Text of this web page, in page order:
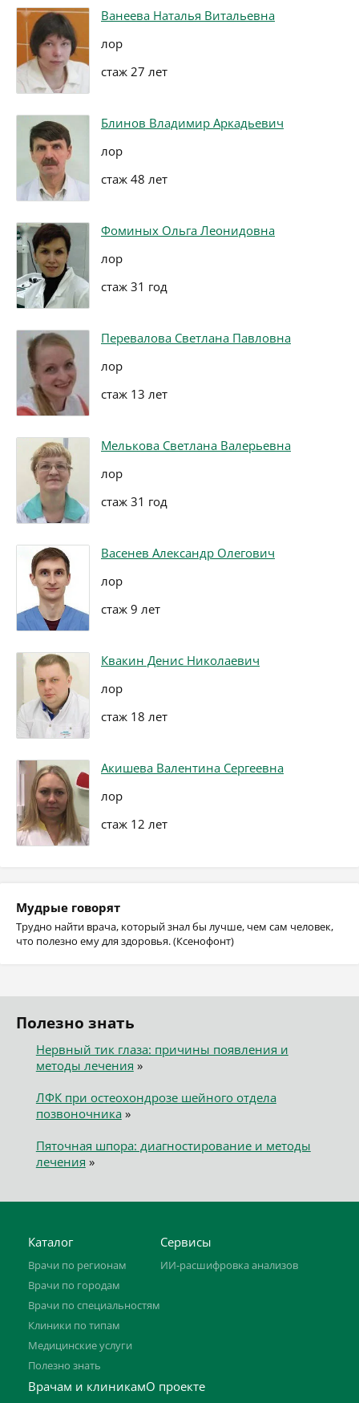
Ванеева Наталья Витальевна
лор
стаж 27 лет
Блинов Владимир Аркадьевич
лор
стаж 48 лет
Фоминых Ольга Леонидовна
лор
стаж 31 год
Перевалова Светлана Павловна
лор
стаж 13 лет
Мелькова Светлана Валерьевна
лор
стаж 31 год
Васенев Александр Олегович
лор
стаж 9 лет
Квакин Денис Николаевич
лор
стаж 18 лет
Акишева Валентина Сергеевна
лор
стаж 12 лет
Мудрые говорят
Трудно найти врача, который знал бы лучше, чем сам человек,
что полезно ему для здоровья. (Ксенофонт)
Полезно знать
Нервный тик глаза: причины появления и
методы лечения »
ЛФК при остеохондрозе шейного отдела
позвоночника»
Пяточная шпора: диагностирование и методы
лечения »
Каталог
Врачи по регионам
Врачи по городам
Врачи по специальностям
Клиники по типам
Медицинские услуги
Полезно знать
Сервисы
ИИ-расшифровка анализов
Врачам и клиникамО проекте